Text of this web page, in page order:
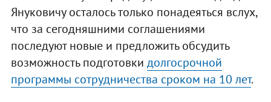
Януковичу осталось только понадеяться вслух,
что за сегодняшними соглашениями
последуют новые и предложить обсудить
возможность подготовки долгосрочной
программы сотрудничества сроком на 10 лет.